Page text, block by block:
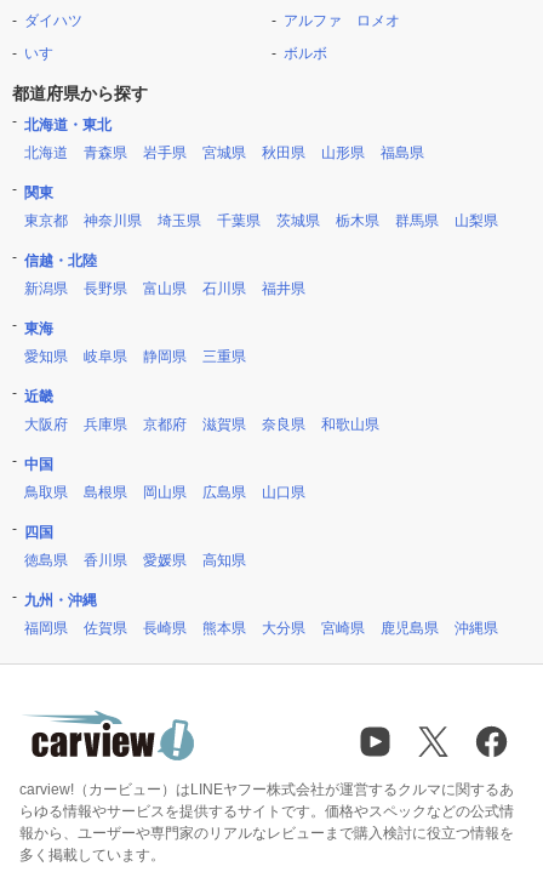
ダイハツ
いすゞ
アルファ ロメオ
ボルボ
都道府県から探す
北海道・東北
北海道
青森県 岩手県 宮城県 秋田県 山形県 福島県
関東
東京都
神奈川県 埼玉県 千葉県 茨城県 栃木県 群馬県 山梨県
信越・北陸
新潟県
長野県 富山県 石川県 福井県
東海
愛知県
岐阜県 静岡県 三重県
近畿
大阪府
兵庫県 京都府 滋賀県 奈良県 和歌山県
中国
鳥取県
島根県 岡山県 広島県 山口県
四国
徳島県
香川県 愛媛県 高知県
九州・沖縄
福岡県
佐賀県 長崎県 熊本県 大分県 宮崎県 鹿児島県 沖縄県
carview!（カービュー）はLINEヤフー株式会社が運営するクルマに関するあ
らゆる情報やサービスを提供するサイトです。価格やスペックなどの公式情
報から、ユーザーや専門家のリアルなレビューまで購入検討に役立つ情報を
多く掲載しています。